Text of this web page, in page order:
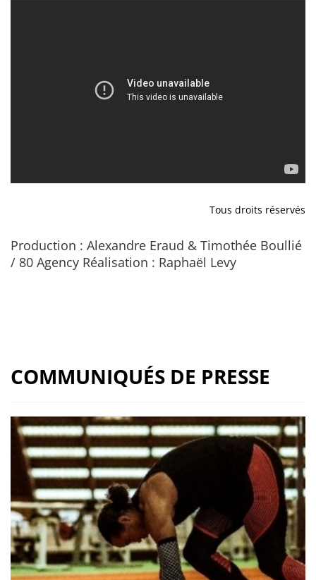
Tous droits réservés
Production : Alexandre Eraud & Timothée Boullié
/ 80 Agency Réalisation : Raphaël Levy
COMMUNIQUÉS DE PRESSE